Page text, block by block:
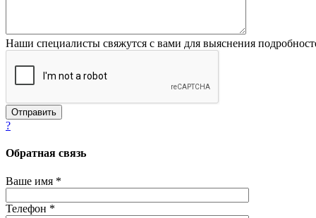
Наши специалисты свяжутся с вами для выяснения
?
Обратная связь
Ваше имя *
Телефон *